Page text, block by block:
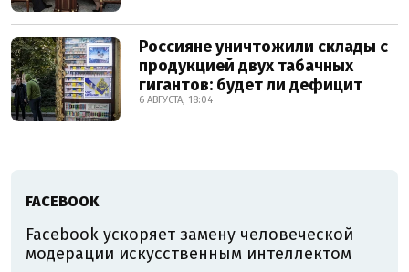
Россияне уничтожили склады с
продукцией двух табачных
гигантов: будет ли дефицит
6 АВГУСТА, 18:04
FACEBOOK
Facebook ускоряет замену человеческой
модерации искусственным интеллектом